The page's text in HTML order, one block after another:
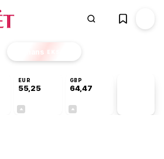
Finans EKSTRA
EUR
55,25
GBP
64,47